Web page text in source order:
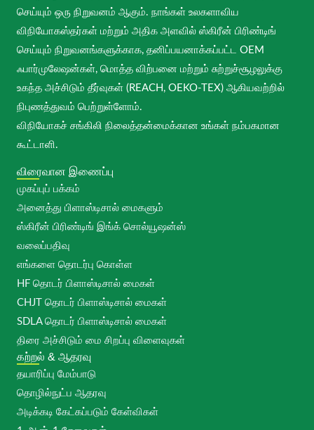
செய்யும் ஒரு நிறுவனம் ஆகும். நாங்கள் உலகளாவிய
விநியோகஸ்தர்கள் மற்றும் அதிக அளவில் ஸ்கிரீன் பிரிண்டிங்
செய்யும் நிறுவனங்களுக்காக, தனிப்பயனாக்கப்பட்ட OEM
ஃபார்முலேஷன்கள், மொத்த விற்பனை மற்றும் சுற்றுச்சூழலுக்கு
உகந்த அச்சிடும் தீர்வுகள் (REACH, OEKO-TEX) ஆகியவற்றில்
நிபுணத்துவம் பெற்றுள்ளோம்.
விநியோகச் சங்கிலி நிலைத்தன்மைக்கான உங்கள் நம்பகமான
கூட்டாளி.
விரைவான இணைப்பு
முகப்புப் பக்கம்
அனைத்து பிளாஸ்டிசால் மைகளும்
ஸ்கிரீன் பிரிண்டிங் இங்க் சொல்யூஷன்ஸ்
வலைப்பதிவு
எங்களை தொடர்பு கொள்ள
HF தொடர் பிளாஸ்டிசால் மைகள்
CHJT தொடர் பிளாஸ்டிசால் மைகள்
SDLA தொடர் பிளாஸ்டிசால் மைகள்
திரை அச்சிடும் மை சிறப்பு விளைவுகள்
கற்றல் & ஆதரவு
தயாரிப்பு மேம்பாடு
தொழில்நுட்ப ஆதரவு
அடிக்கடி கேட்கப்படும் கேள்விகள்